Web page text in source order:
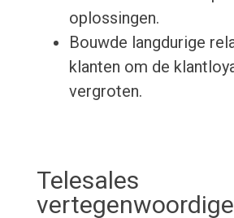
oplossingen.
Bouwde langdurige
klanten om de
vergroten.
Telesales